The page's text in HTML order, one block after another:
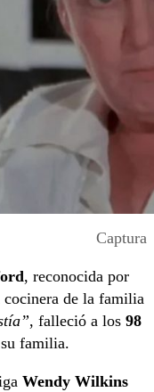
Captura
, reconocida por
cocinera de la familia
, falleció a los 98
familia.
Wendy Wilkins